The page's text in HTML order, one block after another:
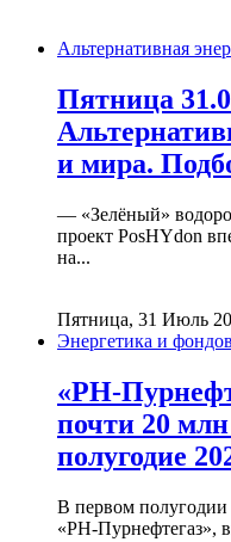
Альтернативная
Пятница
и мира.
— «Зелёный»
проект PosHYdon
на...
Пятница, 31 Июль
Энергетика и
«РН-
почти 20
полугодие
В первом полугодии
«РН-Пурнефтегаз»,